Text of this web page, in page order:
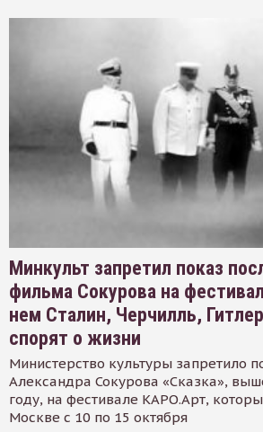
Минкульт запретил показ
фильма Сокурова на
нем Сталин, Черчилль,
спорят о жизни
Министерство культуры запретило
Александра Сокурова «Сказка»,
году, на фестивале КАРО.Арт,
Москве с 10 по 15 октября